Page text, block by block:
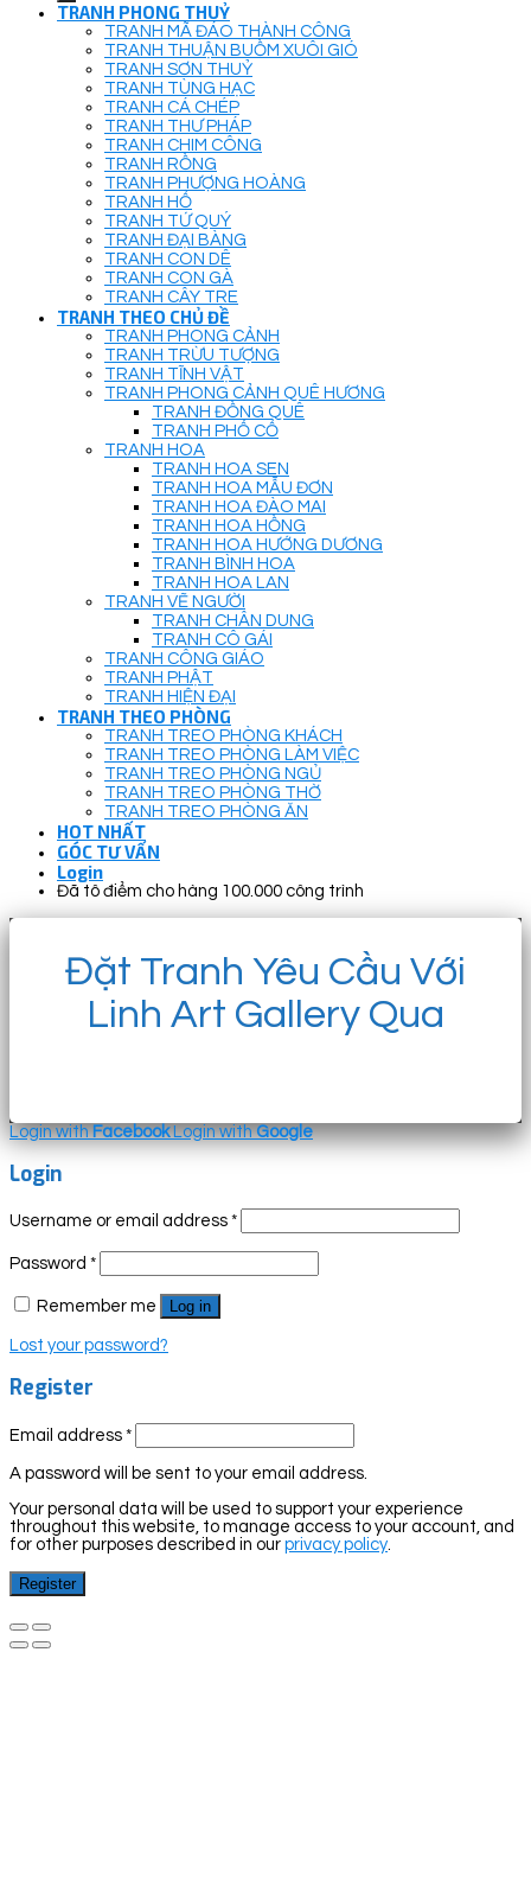
TRANH PHONG THUỶ
TRANH MÃ ĐÁO THÀNH CÔNG
TRANH THUẬN BUỒM XUÔI GIÓ
TRANH SƠN THUỶ
TRANH TÙNG HẠC
TRANH CÁ CHÉP
TRANH THƯ PHÁP
TRANH CHIM CÔNG
TRANH RỒNG
TRANH PHƯỢNG HOÀNG
TRANH HỔ
TRANH TỨ QUÝ
TRANH ĐẠI BÀNG
TRANH CON DÊ
TRANH CON GÀ
TRANH CÂY TRE
TRANH THEO CHỦ ĐỀ
TRANH PHONG CẢNH
TRANH TRỪU TƯỢNG
TRANH TĨNH VẬT
TRANH PHONG CẢNH QUÊ HƯƠNG
TRANH ĐỒNG QUÊ
TRANH PHỐ CỔ
TRANH HOA
TRANH HOA SEN
TRANH HOA MẪU ĐƠN
TRANH HOA ĐÀO MAI
TRANH HOA HỒNG
TRANH HOA HƯỚNG DƯƠNG
TRANH BÌNH HOA
TRANH HOA LAN
TRANH VẼ NGƯỜI
TRANH CHÂN DUNG
TRANH CÔ GÁI
TRANH CÔNG GIÁO
TRANH PHẬT
TRANH HIỆN ĐẠI
TRANH THEO PHÒNG
TRANH TREO PHÒNG KHÁCH
TRANH TREO PHÒNG LÀM VIỆC
TRANH TREO PHÒNG NGỦ
TRANH TREO PHÒNG THỜ
TRANH TREO PHÒNG ĂN
HOT NHẤT
GÓC TƯ VẤN
Login
Đã tô điểm cho hàng 100.000 công trình
Đặt Tranh Yêu Cầu Với
Linh Art Gallery Qua
Login withFacebook Login withGoogle
Login
Username or email address *
Password *
Remember me Log in
Lost your password?
Register
Email address *
A password will be sent to your email address.
Your personal data will be used to support your experience
throughout this website, to manage access to your account, and
for other purposes described in our privacy policy.
Register